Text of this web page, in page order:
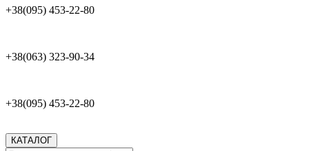
+38(095) 453-22-80
+38(063) 323-90-34
+38(095) 453-22-80
КАТАЛОГ